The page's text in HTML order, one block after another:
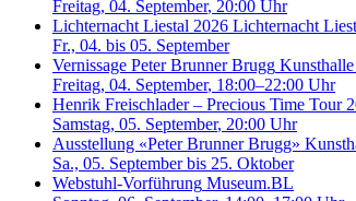
Freitag, 04. September, 20:00 Uhr
Lichternacht Liestal 2026 Lichternacht
Fr., 04. bis 05. September
Vernissage Peter Brunner Brugg
Freitag, 04. September, 18:00–22:00 Uhr
Henrik Freischlader – Precious Time Tour
Samstag, 05. September, 20:00 Uhr
Ausstellung «Peter Brunner Brugg»
Sa., 05. September bis 25. Oktober
Webstuhl-Vorführung Museum.BL